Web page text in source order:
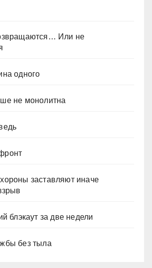
Или не
одного
не монолитна
заставляют иначе
блэкаут за две недели
без тыла